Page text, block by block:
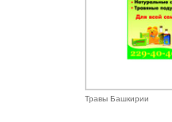
Травы Башкирии